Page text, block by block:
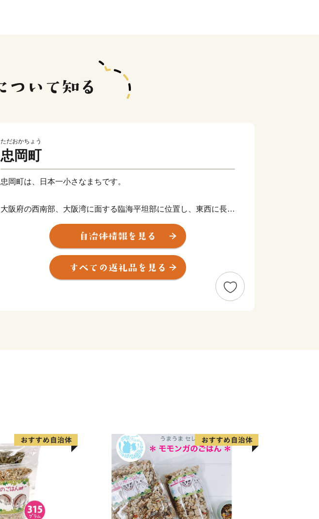
ただおかちょう
忠岡町
忠岡町は、日本一小さなまちです。
大阪府の西南部、大阪湾に面する臨海平坦部に位置し、東西に長く
南北に短い地形で、その面積は3.97平方キロメートルです。
古くから漁業や繊維産業で栄え、大阪の中心部へは電車で約30分
の通勤圏内に位置し、関西国際空港へも電車で約30分と交通面で
非常に恵まれています。
メールアドレス furusatotadaoka@town-tadaoka.jp